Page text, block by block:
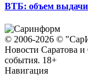
ВТБ: объем выдачи
© 2006-2026 ©
Новости Саратова и
события. 18+
Навигация